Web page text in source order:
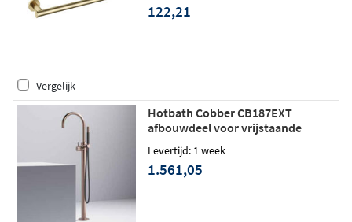
122,21
Vergelijk
Hotbath Cobber CB187EXT
afbouwdeel voor vrijstaande
Levertijd: 1 week
1.561,05